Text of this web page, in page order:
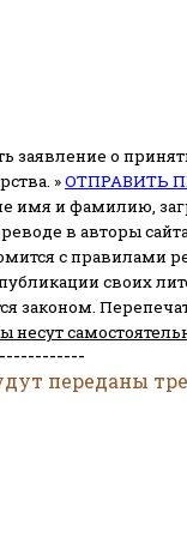
заявление о
»ОТПРАВИТЬ
имя и фамилию,
в авторы
с правилами
своих
законом.
несут
переданы